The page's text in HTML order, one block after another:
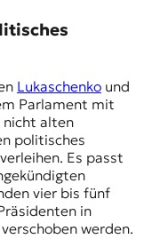
Lukaschenkound
Parlament mit
nicht alten
politisches
Es passt
vier bis fünf
in
werden.